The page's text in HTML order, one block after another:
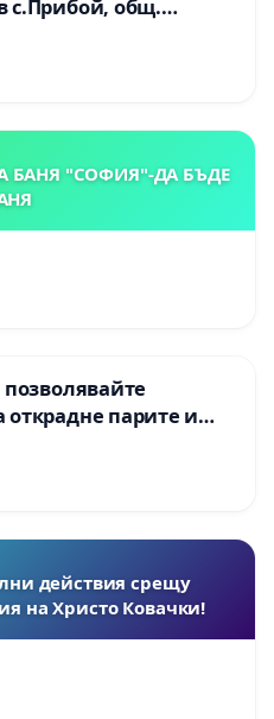
с.Прибой, общ.
БАНЯ "СОФИЯ"-ДА БЪДЕ
парите и
действия срещу
на Христо Ковачки!